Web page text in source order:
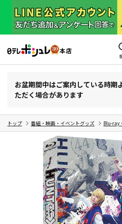
お盆期間中はご案内している時期
ただく場合があります
トップ 番組・映画・イベントグッズ Blu-ray